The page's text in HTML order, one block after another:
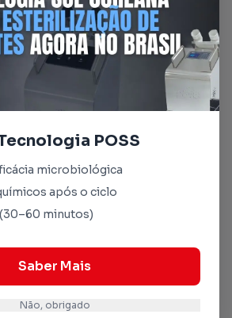
POSS
microbiológica
após o ciclo
minutos)
Saber Mais
Não, obrigado
a Microtrac Formulaction,
para caracterização de
inovação e qualidade no setor.